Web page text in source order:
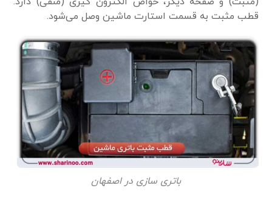
قطب مثبت به قسمت استارت ماشین وصل می‌شود.
باتری سازی در اصفهان